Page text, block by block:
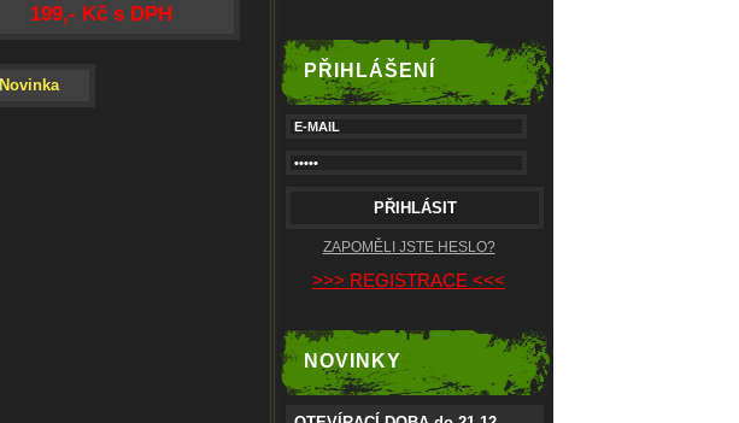
199,- Kč s DPH
Novinka
PŘIHLÁŠENÍ
ZAPOMĚLI JSTE HESLO?
>>> REGISTRACE <<<
NOVINKY